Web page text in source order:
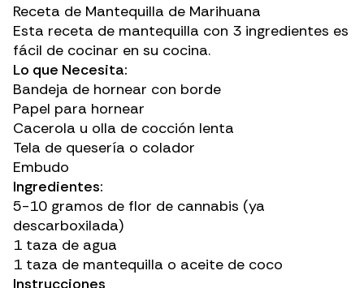
Receta de Mantequilla de Marihuana
Esta receta de mantequilla con 3 ingredientes es
fácil de cocinar en su cocina.
Lo que Necesita:
Bandeja de hornear con borde
Papel para hornear
Cacerola u olla de cocción lenta
Tela de quesería o colador
Embudo
Ingredientes:
5-10 gramos de flor de cannabis (ya
descarboxilada)
1 taza de agua
1 taza de mantequilla o aceite de coco
Instrucciones